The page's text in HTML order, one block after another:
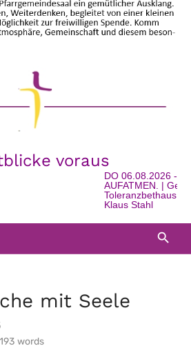
voraus
DO 06.08.2026 -
AUFATMEN. |
Toleranzbethaus in
Klaus Stahl
mit Seele
193 words